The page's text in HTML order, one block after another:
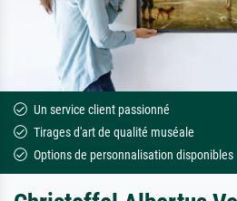
Un service client passionné
Tirages d'art de qualité muséale
Options de personnalisation disponibles